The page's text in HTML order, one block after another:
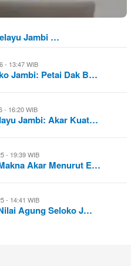
Jambi …
- 13:47 WIB
Jambi: Petai Dak B…
- 16:20 WIB
Jambi: Akar Kuat…
- 19:39 WIB
Akar Menurut E…
- 14:41 WIB
Agung Seloko J…